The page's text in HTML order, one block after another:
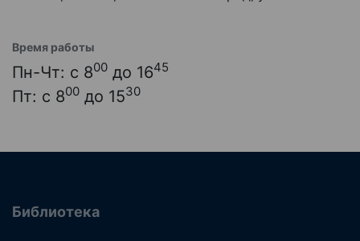
Время работы
Пн-Чт: с 800 до 1645
Пт: с 800 до 1530
Библиотека